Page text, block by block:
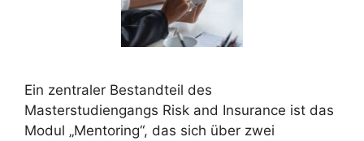
Ein zentraler Bestandteil des
Masterstudiengangs Risk and Insurance ist das
Modul „Mentoring“, das sich über zwei